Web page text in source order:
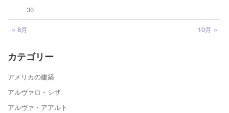
« 8月 10月 »
30
カテゴリー
アメリカの建築
アルヴァロ・シザ
アルヴァ・アアルト